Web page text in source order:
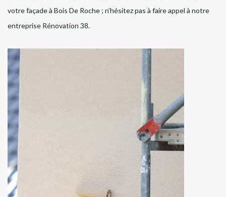
votre façade à Bois De Roche ; n’hésitez pas à faire appel à notre
entreprise Rénovation 38.